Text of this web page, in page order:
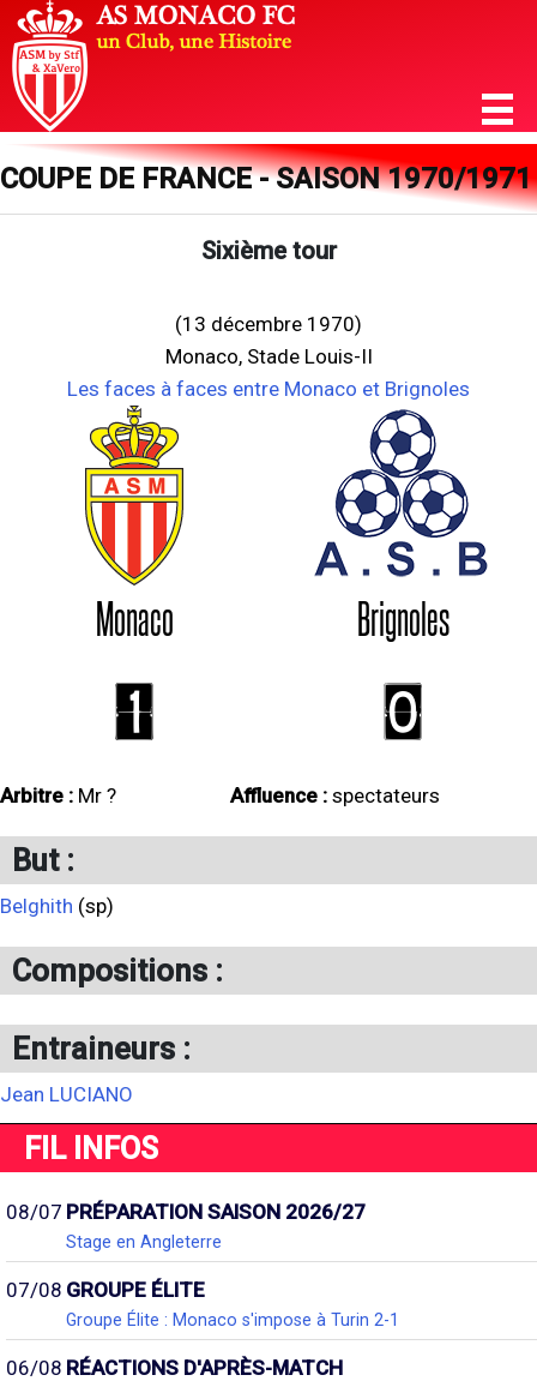
COUPE DE FRANCE - SAISON 1970/1971
Sixième tour
(13 décembre 1970)
Monaco, Stade Louis-II
Les faces à faces entre Monaco et Brignoles
Monaco Brignoles
1 0
Arbitre : Mr ? Affluence : spectateurs
But :
Belghith (sp)
Compositions :
Entraineurs :
Jean LUCIANO
FIL INFOS
08/07 PRÉPARATION SAISON 2026/27
Stage en Angleterre
07/08 GROUPE ÉLITE
Groupe Élite : Monaco s'impose à Turin 2-1
06/08 RÉACTIONS D'APRÈS-MATCH